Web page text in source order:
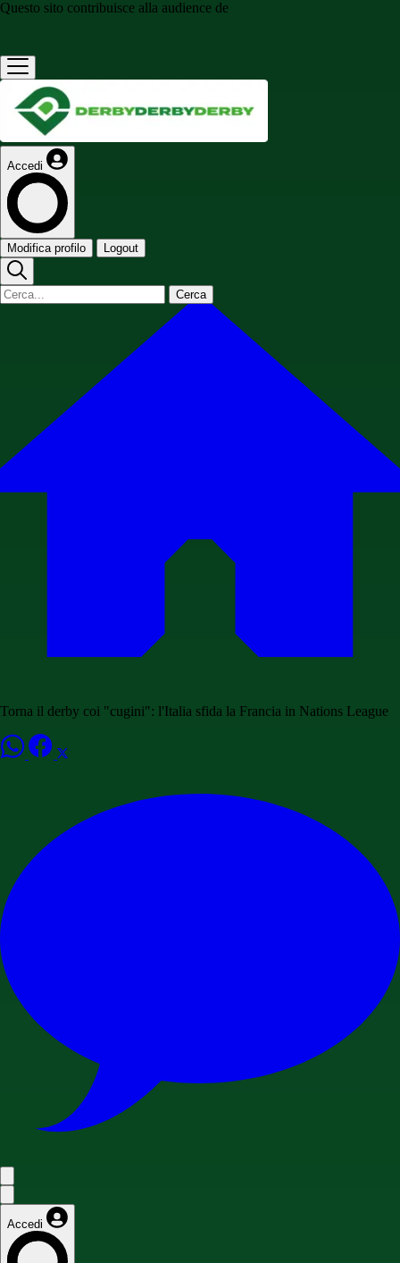
Questo sito contribuisce alla audience de
Accedi
Modifica profilo Logout
Cerca
Torna il derby coi "cugini": l'Italia sfida la Francia in Nations League
Accedi